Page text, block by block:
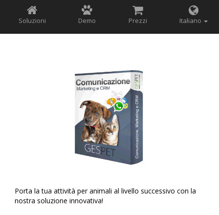
Soluzioni Demo Prezzi Italiano
Porta la tua attività per animali al livello successivo con la
nostra soluzione innovativa!